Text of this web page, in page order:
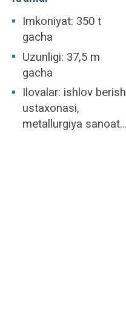
Imkoniyat: 350 t
gacha
Uzunligi: 37,5 m
gacha
Ilovalar: ishlov berish
ustaxonasi,
metallurgiya sanoati